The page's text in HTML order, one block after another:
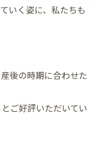
いく姿に、私たちも
後の時期に合わせた
ご好評いただいてい